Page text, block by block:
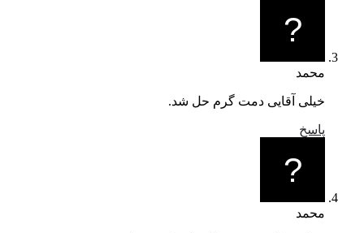
محمد
خیلی آقایی دمت گرم حل شد.
محمد